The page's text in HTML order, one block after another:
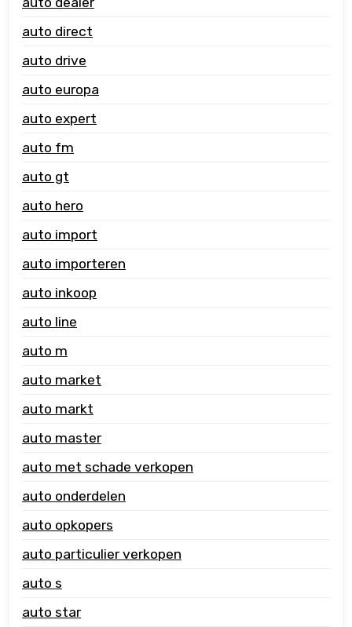
auto direct
auto drive
auto europa
auto expert
auto fm
auto gt
auto hero
auto import
auto importeren
auto inkoop
auto line
auto m
auto market
auto markt
auto master
auto met schade verkopen
auto onderdelen
auto opkopers
auto particulier verkopen
auto s
auto star